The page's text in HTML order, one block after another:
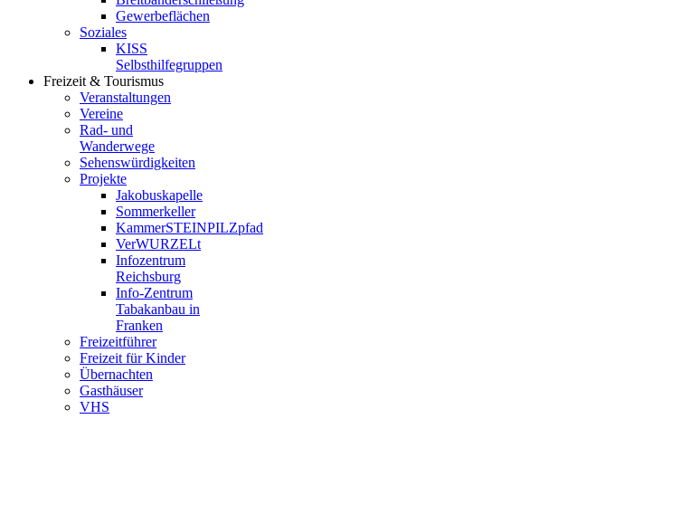
Gewerbeflächen
Soziales
KISS
Selbsthilfegruppen
Freizeit & Tourismus
Veranstaltungen
Vereine
Rad- und
Wanderwege
Sehenswürdigkeiten
Projekte
Jakobuskapelle
Sommerkeller
KammerSTEINPILZpfad
VerWURZELt
Infozentrum
Reichsburg
Info-Zentrum
Tabakanbau in
Franken
Freizeitführer
Freizeit für Kinder
Übernachten
Gasthäuser
VHS